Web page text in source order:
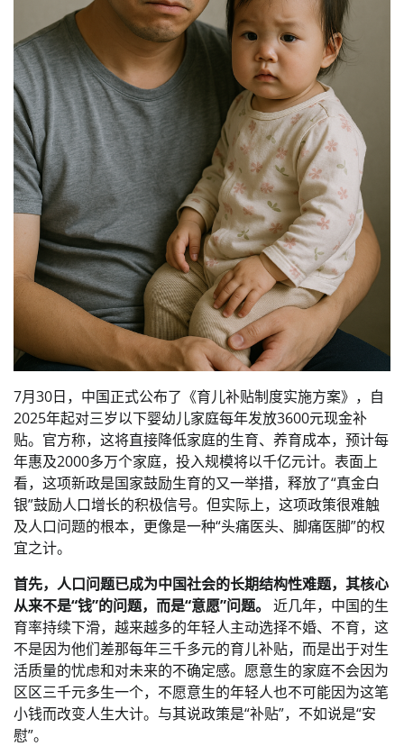
7月30日，中国正式公布了《育儿补贴制度实施方案》，自
2025年起对三岁以下婴幼儿家庭每年发放3600元现金补
贴。官方称，这将直接降低家庭的生育、养育成本，预计每
年惠及2000多万个家庭，投入规模将以千亿元计。表面上
看，这项新政是国家鼓励生育的又一举措，释放了“真金白
银”鼓励人口增长的积极信号。但实际上，这项政策很难触
及人口问题的根本，更像是一种“头痛医头、脚痛医脚”的权
宜之计。
首先，人口问题已成为中国社会的长期结构性难题，其核心
从来不是“钱”的问题，而是“意愿”问题。 近几年，中国的生
育率持续下滑，越来越多的年轻人主动选择不婚、不育，这
不是因为他们差那每年三千多元的育儿补贴，而是出于对生
活质量的忧虑和对未来的不确定感。愿意生的家庭不会因为
区区三千元多生一个，不愿意生的年轻人也不可能因为这笔
小钱而改变人生大计。与其说政策是“补贴”，不如说是“安
慰”。